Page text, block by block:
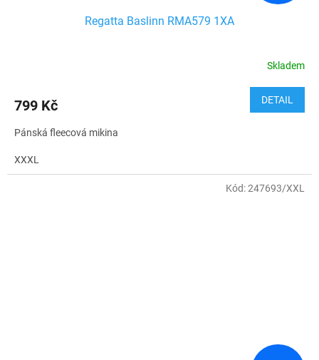
Regatta Baslinn RMA579 1XA
Skladem
799 Kč DETAIL
Pánská fleecová mikina
XXXL
Kód:247693/XXL